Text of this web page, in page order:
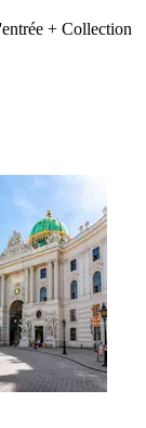
+ Collection